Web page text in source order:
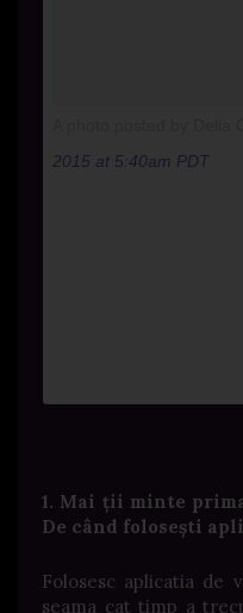
2015 at 5:40am PDT
1. Mai ții minte
De când folosești
Folosesc aplicatia de
seama cat timp a